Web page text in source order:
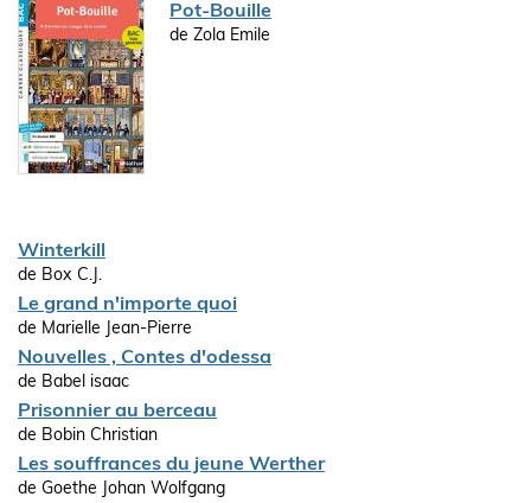
Pot-Bouille
de Zola Emile
Winterkill
de Box C.J.
Le grand n'importe quoi
de Marielle Jean-Pierre
Nouvelles , Contes d'odessa
de Babel isaac
Prisonnier au berceau
de Bobin Christian
Les souffrances du jeune Werther
de Goethe Johan Wolfgang